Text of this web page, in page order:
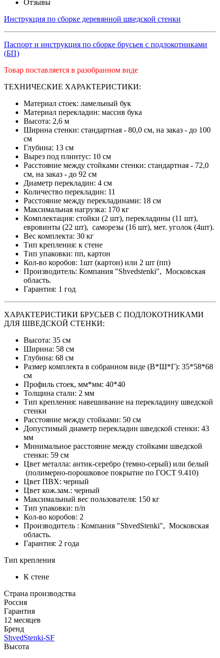
Отзывы
Инструкция по сборке деревянной шведской стенки
Паспорт и инструкция по сборке брусьев с подлокотниками
(БП)
Товар поставляется в разобранном виде
ТЕХНИЧЕСКИЕ ХАРАКТЕРИСТИКИ:
Материал стоек: ламельный бук
Материал перекладин: массив бука
Высота: 2,6 м
Ширина стенки: стандартная - 80,0 см, на заказ - до 100
см
Глубина: 13 см
Вырез под плинтус: 10 см
Расстояние между стойками стенки: стандартная - 72,0
см, на заказ - до 92 см
Диаметр перекладин: 4 см
Количество перекладин: 11
Расстояние между перекладинами: 18 см
Максимальная нагрузка: 170 кг
Комплектация: стойки (2 шт), перекладины (11 шт),
евровинты (22 шт), саморезы (16 шт), мет. уголок (4шт).
Вес комплекта: 30 кг
Тип крепления: к стене
Тип упаковки: пп, картон
Кол-во коробов: 1шт (картон) или 2 шт (пп)
Производитель: Компания "Shvedstenki", Московская
область.
Гарантия: 1 год
ХАРАКТЕРИСТИКИ БРУСЬЕВ С ПОДЛОКОТНИКАМИ
ДЛЯ ШВЕДСКОЙ СТЕНКИ:
Высота: 35 см
Ширина: 58 см
Глубина: 68 см
Размер комплекта в собранном виде (В*Ш*Г): 35*58*68
см
Профиль стоек, мм*мм: 40*40
Толщина стали: 2 мм
Тип крепления: навешивание на перекладину шведской
стенки
Расстояние между стойками: 50 см
Допустимый диаметр перекладин шведской стенки: 43
мм
Минимальное расстояние между стойками шведской
стенки: 59 см
Цвет металла: антик-серебро (темно-серый) или белый
(полимерно-порошковое покрытие по ГОСТ 9.410)
Цвет ПВХ: черный
Цвет кож.зам.: черный
Максимальный вес пользователя: 150 кг
Тип упаковки: п/п
Кол-во коробов: 2
Производитель : Компания "ShvedStenki", Московская
область.
Гарантия: 2 года
Тип крепления
К стене
Страна производства
Россия
Гарантия
12 месяцев
Бренд
ShvedStenki-SF
Высота